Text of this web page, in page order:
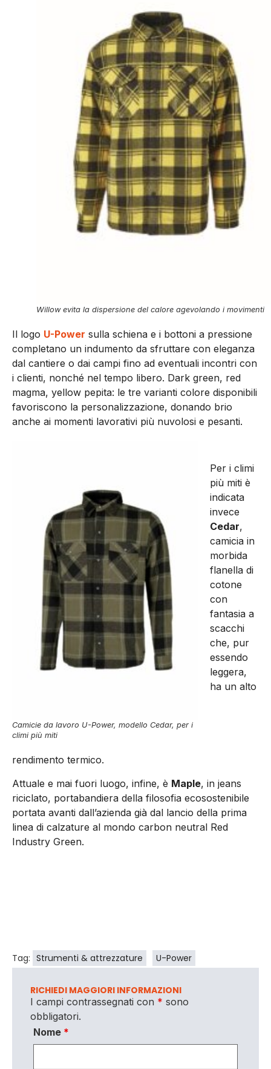
Willow evita la dispersione del calore agevolando i movimenti
Il logo U-Power sulla schiena e i bottoni a pressione
completano un indumento da sfruttare con eleganza
dal cantiere o dai campi fino ad eventuali incontri con
i clienti, nonché nel tempo libero. Dark green, red
magma, yellow pepita: le tre varianti colore disponibili
favoriscono la personalizzazione, donando brio
anche ai momenti lavorativi più nuvolosi e pesanti.
Camicie da lavoro U-Power, modello Cedar, per i
climi più miti
Per i climi
più miti è
indicata
invece
Cedar,
camicia in
morbida
flanella di
cotone
con
fantasia a
scacchi
che, pur
essendo
leggera,
ha un alto
rendimento termico.
Attuale e mai fuori luogo, infine, è Maple, in jeans
riciclato, portabandiera della filosofia ecosostenibile
portata avanti dall’azienda già dal lancio della prima
linea di calzature al mondo carbon neutral Red
Industry Green.
Tag: Strumenti & attrezzature U-Power
RICHIEDI MAGGIORI INFORMAZIONI
I campi contrassegnati con * sono
obbligatori.
Nome *